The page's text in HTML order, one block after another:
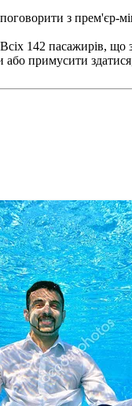
з прем'єр-
142 пасажирів, що
примусити